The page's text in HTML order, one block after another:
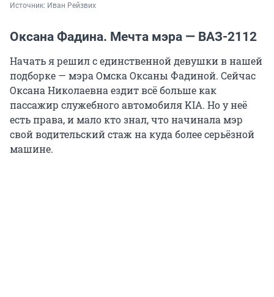
Источник: Иван Рейзвих
Оксана Фадина. Мечта мэра — ВАЗ-2112
Начать я решил с единственной девушки в нашей
подборке — мэра Омска Оксаны Фадиной. Сейчас
Оксана Николаевна ездит всё больше как
пассажир служебного автомобиля KIA. Но у неё
есть права, и мало кто знал, что начинала мэр
свой водительский стаж на куда более серьёзной
машине.